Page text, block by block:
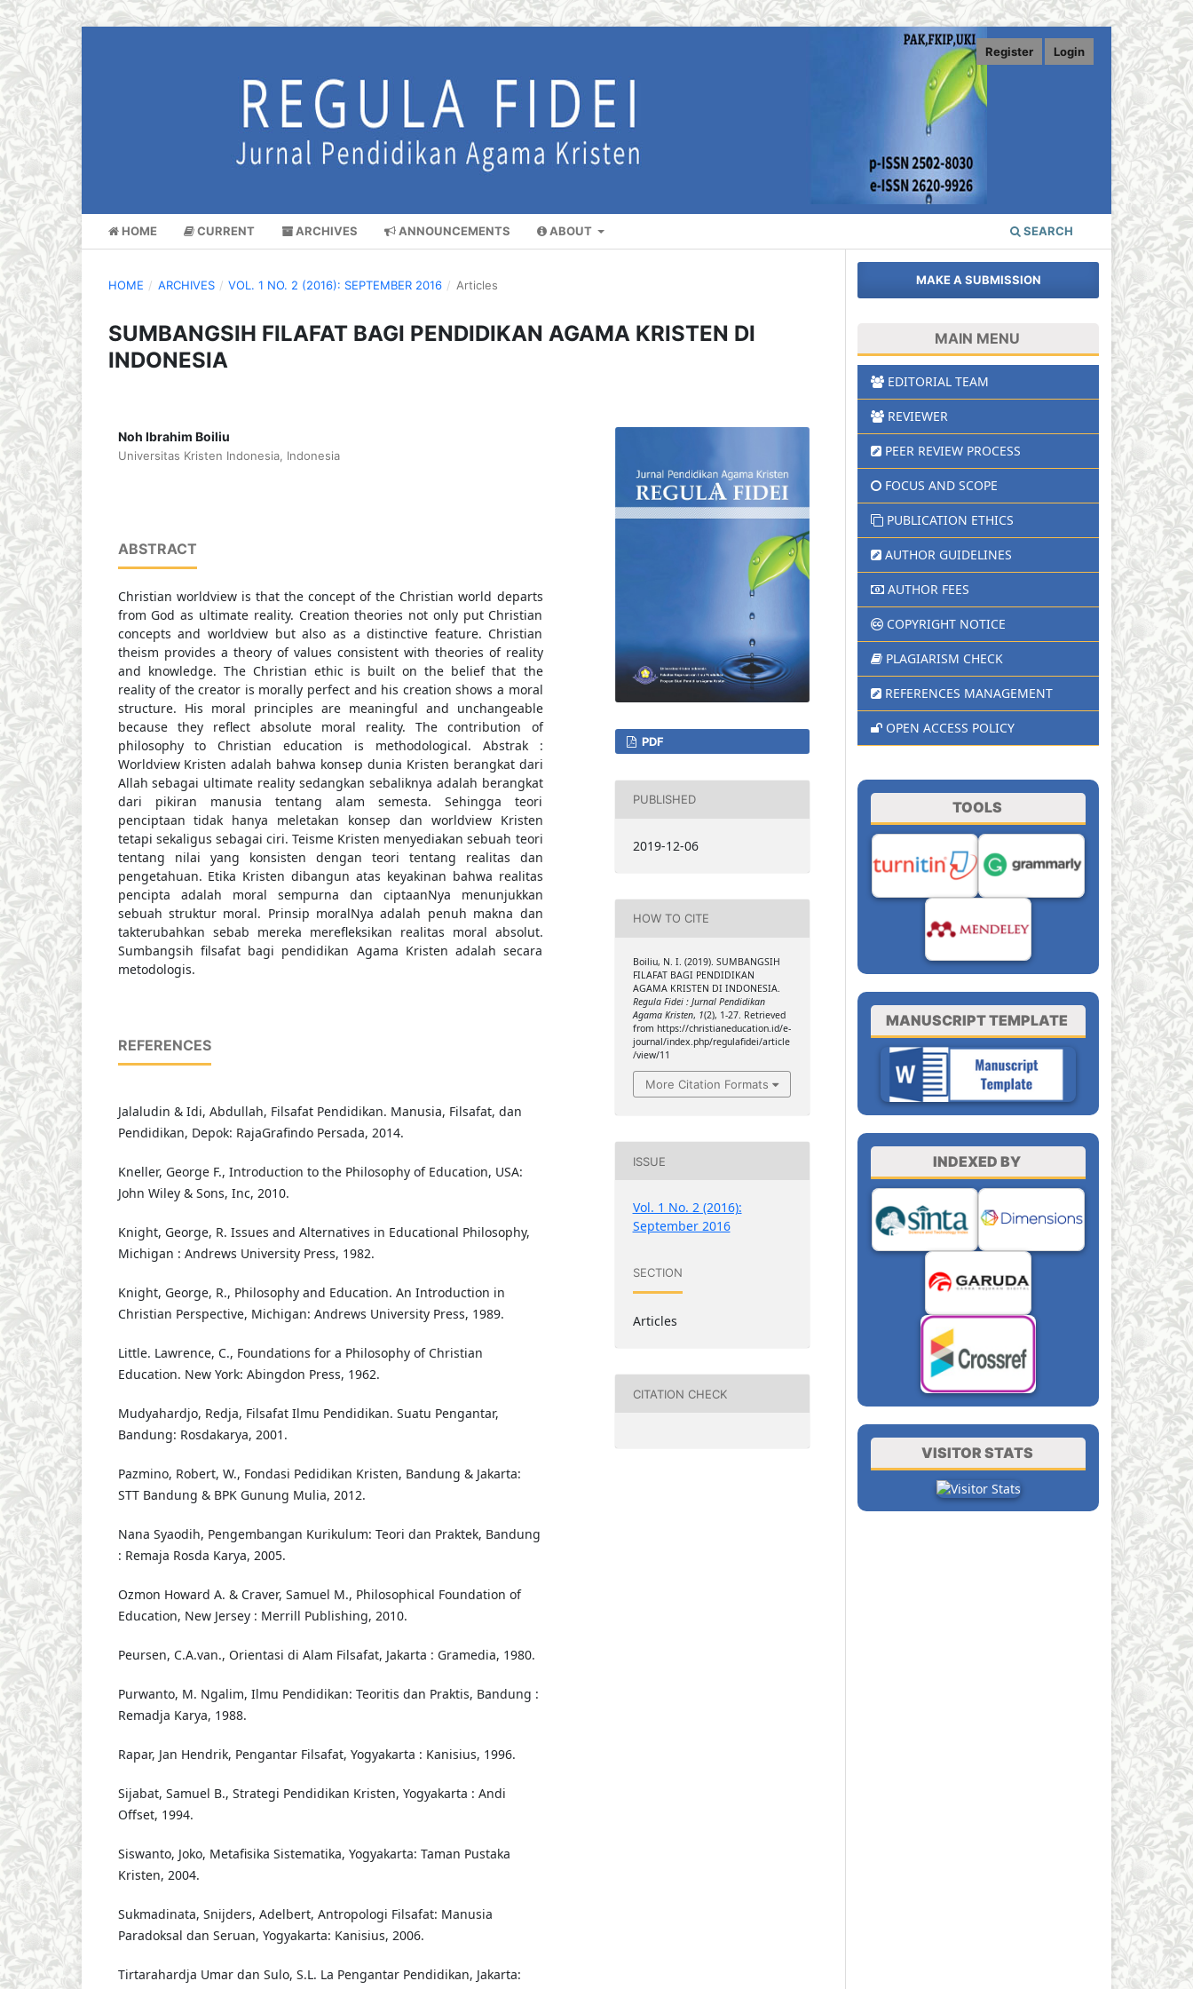
HOME CURRENT ARCHIVES ANNOUNCEMENTS ABOUT SEARCH
Register Login
HOME / ARCHIVES / VOL. 1 NO. 2 (2016): SEPTEMBER 2016 / Articles
SUMBANGSIH FILAFAT BAGI PENDIDIKAN AGAMA KRISTEN DI
INDONESIA
Noh Ibrahim Boiliu
Universitas Kristen Indonesia, Indonesia
ABSTRACT
Christian worldview is that the concept of the Christian world departs
from God as ultimate reality. Creation theories not only put Christian
concepts and worldview but also as a distinctive feature. Christian
theism provides a theory of values consistent with theories of reality
and knowledge. The Christian ethic is built on the belief that the
reality of the creator is morally perfect and his creation shows a moral
structure. His moral principles are meaningful and unchangeable
because they reflect absolute moral reality. The contribution of
philosophy to Christian education is methodological. Abstrak :
Worldview Kristen adalah bahwa konsep dunia Kristen berangkat dari
Allah sebagai ultimate reality sedangkan sebaliknya adalah berangkat
dari pikiran manusia tentang alam semesta. Sehingga teori
penciptaan tidak hanya meletakan konsep dan worldview Kristen
tetapi sekaligus sebagai ciri. Teisme Kristen menyediakan sebuah teori
tentang nilai yang konsisten dengan teori tentang realitas dan
pengetahuan. Etika Kristen dibangun atas keyakinan bahwa realitas
pencipta adalah moral sempurna dan ciptaanNya menunjukkan
sebuah struktur moral. Prinsip moralNya adalah penuh makna dan
takterubahkan sebab mereka merefleksikan realitas moral absolut.
Sumbangsih filsafat bagi pendidikan Agama Kristen adalah secara
metodologis.
REFERENCES
Jalaludin & Idi, Abdullah, Filsafat Pendidikan. Manusia, Filsafat, dan
Pendidikan, Depok: RajaGrafindo Persada, 2014.
Kneller, George F., Introduction to the Philosophy of Education, USA:
John Wiley & Sons, Inc, 2010.
Knight, George, R. Issues and Alternatives in Educational Philosophy,
Michigan : Andrews University Press, 1982.
Knight, George, R., Philosophy and Education. An Introduction in
Christian Perspective, Michigan: Andrews University Press, 1989.
Little. Lawrence, C., Foundations for a Philosophy of Christian
Education. New York: Abingdon Press, 1962.
Mudyahardjo, Redja, Filsafat Ilmu Pendidikan. Suatu Pengantar,
Bandung: Rosdakarya, 2001.
Pazmino, Robert, W., Fondasi Pedidikan Kristen, Bandung & Jakarta:
STT Bandung & BPK Gunung Mulia, 2012.
Nana Syaodih, Pengembangan Kurikulum: Teori dan Praktek, Bandung
: Remaja Rosda Karya, 2005.
Ozmon Howard A. & Craver, Samuel M., Philosophical Foundation of
Education, New Jersey : Merrill Publishing, 2010.
Peursen, C.A.van., Orientasi di Alam Filsafat, Jakarta : Gramedia, 1980.
Purwanto, M. Ngalim, Ilmu Pendidikan: Teoritis dan Praktis, Bandung :
Remadja Karya, 1988.
Rapar, Jan Hendrik, Pengantar Filsafat, Yogyakarta : Kanisius, 1996.
Sijabat, Samuel B., Strategi Pendidikan Kristen, Yogyakarta : Andi
Offset, 1994.
Siswanto, Joko, Metafisika Sistematika, Yogyakarta: Taman Pustaka
Kristen, 2004.
Sukmadinata, Snijders, Adelbert, Antropologi Filsafat: Manusia
Paradoksal dan Seruan, Yogyakarta: Kanisius, 2006.
Tirtarahardja Umar dan Sulo, S.L. La Pengantar Pendidikan, Jakarta:
PDF
PUBLISHED
2019-12-06
HOW TO CITE
Boiliu, N. I. (2019). SUMBANGSIH
FILAFAT BAGI PENDIDIKAN
AGAMA KRISTEN DI INDONESIA.
Regula Fidei : Jurnal Pendidikan
Agama Kristen, 1(2), 1-­27. Retrieved
from https://christianeducation.id/e-
journal/index.php/regulafidei/article
/view/11
More Citation Formats
ISSUE
Vol. 1 No. 2 (2016):
September 2016
SECTION
Articles
CITATION CHECK
MAKE A SUBMISSION
MAIN MENU
EDITORIAL TEAM
REVIEWER
PEER REVIEW PROCESS
FOCUS AND SCOPE
PUBLICATION ETHICS
AUTHOR GUIDELINES
AUTHOR FEES
COPYRIGHT NOTICE
PLAGIARISM CHECK
REFERENCES MANAGEMENT
OPEN ACCESS POLICY
TOOLS
MANUSCRIPT TEMPLATE
INDEXED BY
VISITOR STATS